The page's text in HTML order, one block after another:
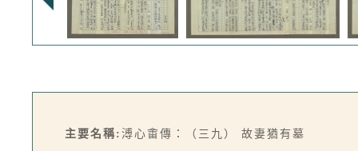
主要名稱: 溥心畬傳：（三九） 故妻猶有墓